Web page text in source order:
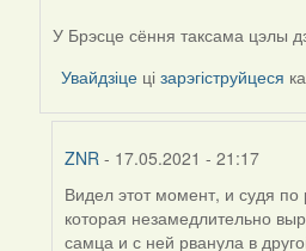
ZNR
У Брэсце сёння таксама цэлы
Увайдзіце цізарэгіструйцеся
ZNR- 17.05.2021 - 21:17
In
reply
Видел этот момент, и судя по
которая незамедлительно
самца и с ней рванула в